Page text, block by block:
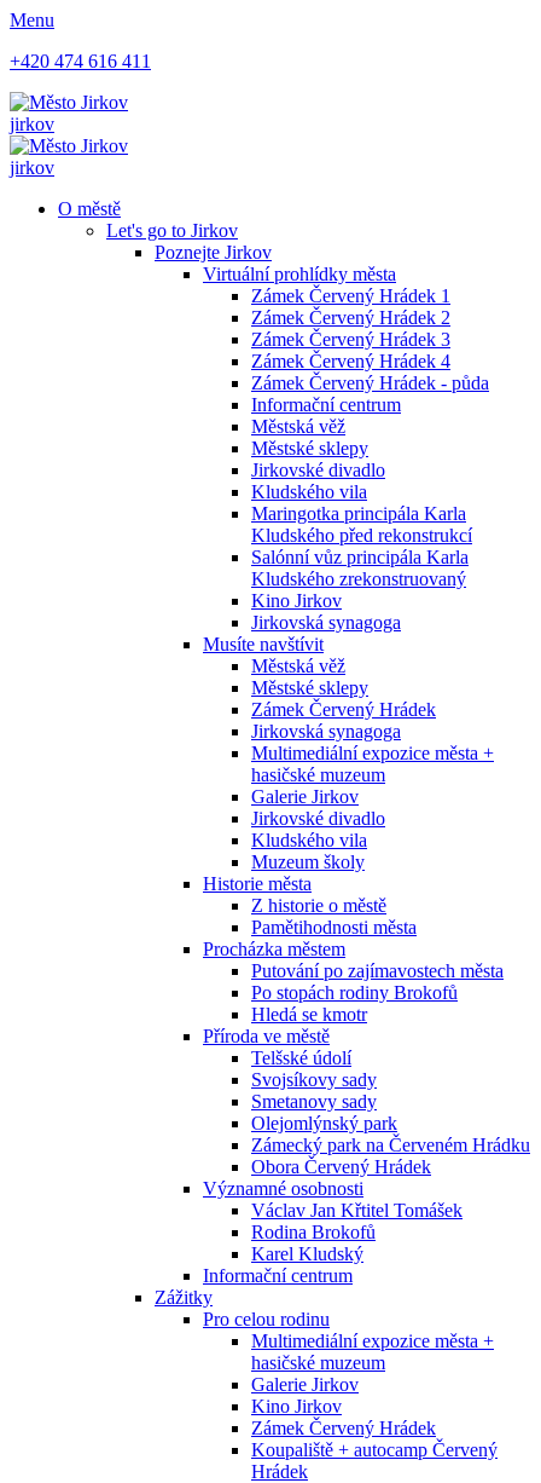
Menu
+420 474 616 411
jirkov
jirkov
O městě
Let's go to Jirkov
Poznejte Jirkov
Virtuální prohlídky města
Zámek Červený Hrádek 1
Zámek Červený Hrádek 2
Zámek Červený Hrádek 3
Zámek Červený Hrádek 4
Zámek Červený Hrádek - půda
Informační centrum
Městská věž
Městské sklepy
Jirkovské divadlo
Kludského vila
Maringotka principála Karla
Kludského před rekonstrukcí
Salónní vůz principála Karla
Kludského zrekonstruovaný
Kino Jirkov
Jirkovská synagoga
Musíte navštívit
Městská věž
Městské sklepy
Zámek Červený Hrádek
Jirkovská synagoga
Multimediální expozice města +
hasičské muzeum
Galerie Jirkov
Jirkovské divadlo
Kludského vila
Muzeum školy
Historie města
Z historie o městě
Pamětihodnosti města
Procházka městem
Putování po zajímavostech města
Po stopách rodiny Brokofů
Hledá se kmotr
Příroda ve městě
Telšské údolí
Svojsíkovy sady
Smetanovy sady
Olejomlýnský park
Zámecký park na Červeném Hrádku
Obora Červený Hrádek
Významné osobnosti
Václav Jan Křtitel Tomášek
Rodina Brokofů
Karel Kludský
Informační centrum
Zážitky
Pro celou rodinu
Multimediální expozice města +
hasičské muzeum
Galerie Jirkov
Kino Jirkov
Zámek Červený Hrádek
Koupaliště + autocamp Červený
Hrádek